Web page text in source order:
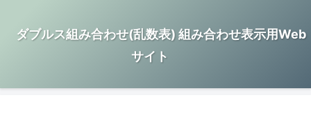
ダブルス組み合わせ(乱数表) 組み合わせ表示用Web
サイト